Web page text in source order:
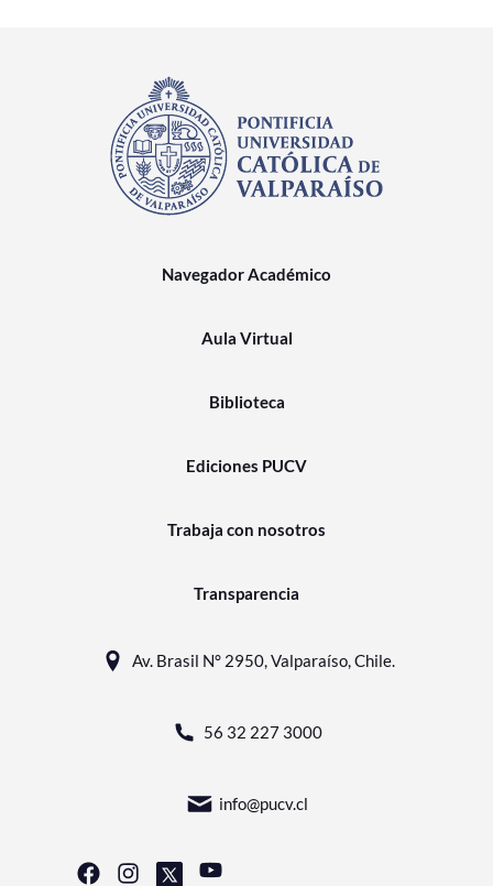
Navegador Académico
Aula Virtual
Biblioteca
Ediciones PUCV
Trabaja con nosotros
Transparencia
Av. Brasil N° 2950, Valparaíso, Chile.
56 32 227 3000
info@pucv.cl